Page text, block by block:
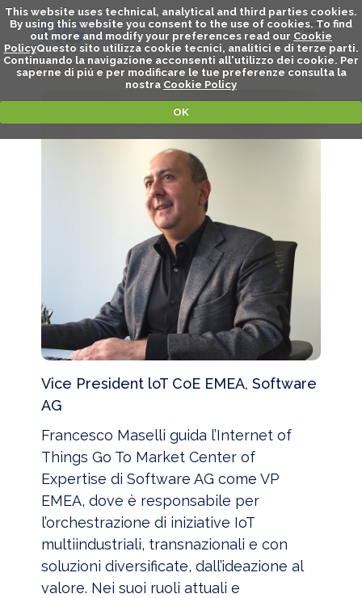
This website uses technical, analytical and third parties cookies.
By using this website you consent to the use of cookies. To find
out more and modify your preferences read our Cookie
PolicyQuesto sito utilizza cookie tecnici, analitici e di terze parti.
Continuando la navigazione acconsenti all'utilizzo dei cookie. Per
saperne di piú e per modificare le tue preferenze consulta la
nostra Cookie Policy
OK
FRANCESCO MASELLI - SPEAKER
Vice President loT CoE EMEA, Software
AG
Francesco Maselli guida l’Internet of
Things Go To Market Center of
Expertise di Software AG come VP
EMEA, dove è responsabile per
l’orchestrazione di iniziative IoT
multiindustriali, transnazionali e con
soluzioni diversificate, dall’ideazione al
valore. Nei suoi ruoli attuali e